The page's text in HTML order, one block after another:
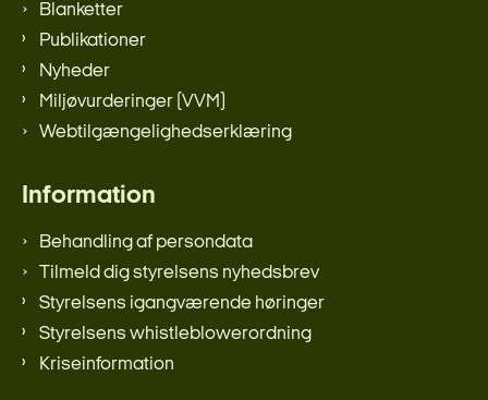
Blanketter
Publikationer
Nyheder
Miljøvurderinger (VVM)
Webtilgængelighedserklæring
Information
Behandling af persondata
Tilmeld dig styrelsens nyhedsbrev
Styrelsens igangværende høringer
Styrelsens whistleblowerordning
Kriseinformation